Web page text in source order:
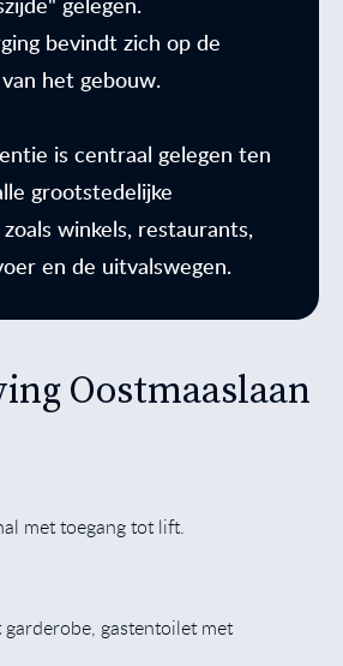
bevindt zich op de
het gebouw.
is centraal gelegen ten
grootstedelijke
winkels, restaurants,
en de uitvalswegen.
Oostmaaslaan
met toegang tot lift.
gastentoilet met